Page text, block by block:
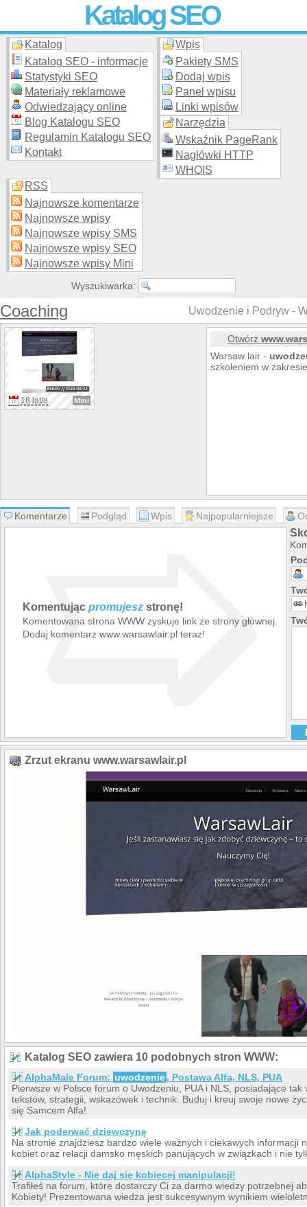
Katalog SEO
Skuteczna i promocja stron WWW –
moderowanego katalogu za darmo!
Katalog
Katalog SEO - informacje
Statystyki SEO
Materiały reklamowe
Odwiedzający online
Blog Katalogu SEO
Regulamin Katalogu SEO
Kontakt
Wpis
Pakiety SMS
Dodaj wpis
Panel wpisu
Linki wpisów
Narzędzia
Wskaźnik PageRank
Nagłówki HTTP
WHOIS
RSS
Najnowsze komentarze
Najnowsze wpisy
Najnowsze wpisy SMS
Najnowsze wpisy SEO
Najnowsze wpisy Mini
Wyszukiwarka:
Coaching Uwodzenie i Podryw -
18 lat/a Mini
Otwórz
Warsaw lair -
szkoleniem w
Komentarze Podgląd Wpis Najpopularniejsze
Komentując promujesz stronę!
Komentowana strona WWW zyskuje link ze strony głównej.
Dodaj komentarz www.warsawlair.pl teraz!
➯
Zrzut ekranu www.warsawlair.pl
Katalog SEO zawiera 10 podobnych stron WWW:
AlphaMale Forum: uwodzenie, Postawa Alfa, NLS, PUA
Pierwsze w Polsce forum o Uwodzeniu, PUA i NLS, posiadające
tekstów, strategii, wskazówek i technik. Buduj i kreuj swoje nowe
się Samcem Alfa!
Jak poderwać dziewczynę
Na stronie znajdziesz bardzo wiele ważnych i ciekawych informacji
kobiet oraz relacji damsko męskich panujących w związkach i nie
AlphaStyle - Nie daj się kobiecej manipulacji!
Trafiłeś na forum, które dostarczy Ci za darmo wiedzy potrzebnej
Kobiety! Prezentowana wiedza jest sukcesywnym wynikiem